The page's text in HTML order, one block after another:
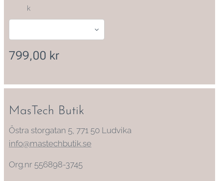
k
799,00 kr
MasTech Butik
Östra storgatan 5, 771 50 Ludvika
info@mastechbutik.se
Org.nr 556898-3745